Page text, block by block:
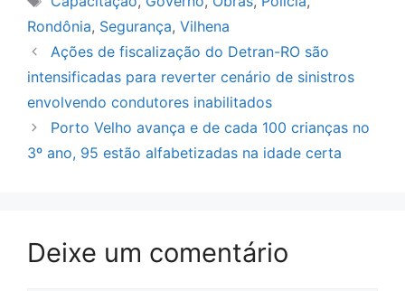
Rondônia, Segurança, Vilhena
Ações de fiscalização do Detran-RO são
intensificadas para reverter cenário de sinistros
envolvendo condutores inabilitados
Porto Velho avança e de cada 100 crianças no
3º ano, 95 estão alfabetizadas na idade certa
Deixe um comentário